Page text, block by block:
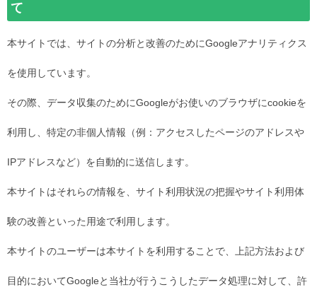
て
本サイトでは、サイトの分析と改善のためにGoogleアナリティクス
を使用しています。
その際、データ収集のためにGoogleがお使いのブラウザにcookieを
利用し、特定の非個人情報（例：アクセスしたページのアドレスや
IPアドレスなど）を自動的に送信します。
本サイトはそれらの情報を、サイト利用状況の把握やサイト利用体
験の改善といった用途で利用します。
本サイトのユーザーは本サイトを利用することで、上記方法および
目的においてGoogleと当社が行うこうしたデータ処理に対して、許